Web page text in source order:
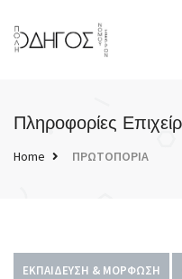
Πληροφορίες
Home ΠΡΩΤΟΠΟΡΙΑ
ΕΚΠΑΊΔΕΥΣΗ & ΜΌΡΦΩΣΗ